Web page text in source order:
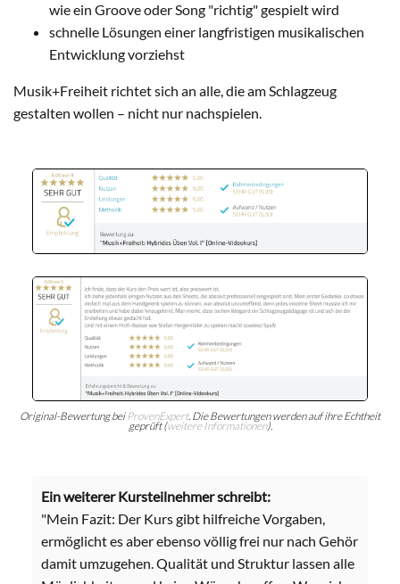
wie ein Groove oder Song "richtig" gespielt wird
schnelle Lösungen einer langfristigen musikalischen
Entwicklung vorziehst
Musik+Freiheit richtet sich an alle, die am Schlagzeug
gestalten wollen – nicht nur nachspielen.
Original-Bewertung beiProvenExpert. Die Bewertungen werden auf ihre Echtheit
geprüft (weitere Informationen).
Ein weiterer Kursteilnehmer schreibt:
"Mein Fazit: Der Kurs gibt hilfreiche Vorgaben,
ermöglicht es aber ebenso völlig frei nur nach Gehör
damit umzugehen. Qualität und Struktur lassen alle